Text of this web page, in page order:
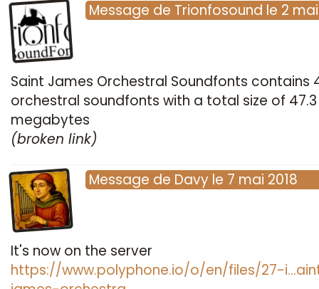
Message de Trionfosound le 2
Saint James Orchestral Soundfonts contains
orchestral soundfonts with a total size of 47.3
megabytes
(broken link)
Message de Davy le 7 mai 2018
It's now on the server
https://www.polyphone.io/o/en/files/27-